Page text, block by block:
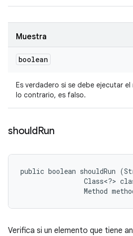
Muestra
boolean
Es verdadero si se debe ejecutar
lo contrario, es falso.
shouldRun
public boolean shouldRun
Class<?>
Method
Verifica si un elemento que tiene